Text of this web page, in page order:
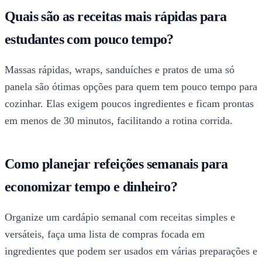
Quais são as receitas mais rápidas para
estudantes com pouco tempo?
Massas rápidas, wraps, sanduíches e pratos de uma só
panela são ótimas opções para quem tem pouco tempo para
cozinhar. Elas exigem poucos ingredientes e ficam prontas
em menos de 30 minutos, facilitando a rotina corrida.
Como planejar refeições semanais para
economizar tempo e dinheiro?
Organize um cardápio semanal com receitas simples e
versáteis, faça uma lista de compras focada em
ingredientes que podem ser usados em várias preparações e